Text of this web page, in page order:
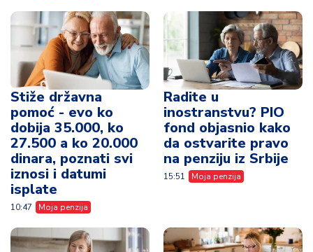
Stiže državna
pomoć - evo ko
dobija 35.000, ko
27.500 a ko 20.000
dinara, poznati svi
iznosi i datumi
isplate
10:47 Moja penzija
Radite u
inostranstvu? PIO
fond objasnio kako
da ostvarite pravo
na penziju iz Srbije
15:51 Moja penzija